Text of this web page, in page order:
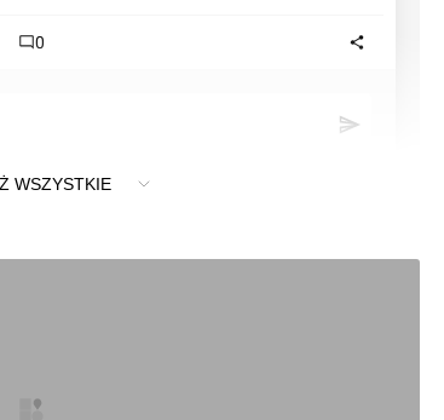
0
WSZYSTKIE